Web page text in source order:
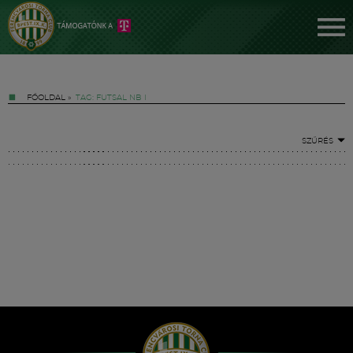
FŐOLDAL » TAG: FUTSAL NB I
SZŰRÉS
Hírek